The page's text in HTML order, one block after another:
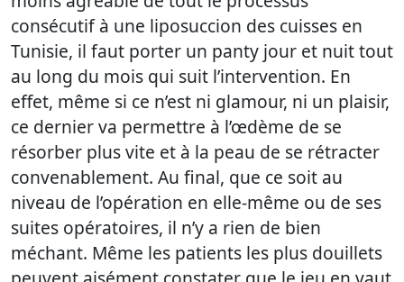
consécutif à une liposuccion des cuisses en
Tunisie, il faut porter un panty jour et nuit tout
au long du mois qui suit l’intervention. En
effet, même si ce n’est ni glamour, ni un plaisir,
ce dernier va permettre à l’œdème de se
résorber plus vite et à la peau de se rétracter
convenablement. Au final, que ce soit au
niveau de l’opération en elle-même ou de ses
suites opératoires, il n’y a rien de bien
méchant. Même les patients les plus douillets